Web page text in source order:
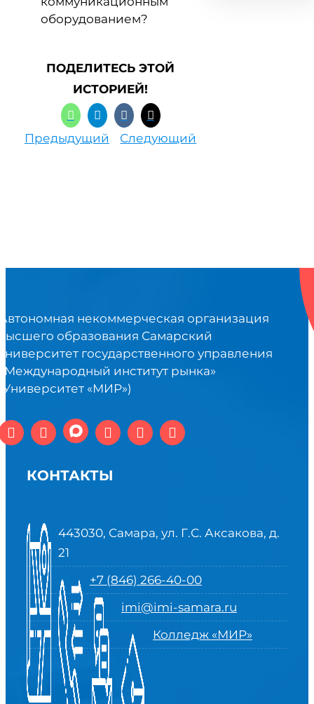
оборудованием?
ПОДЕЛИТЕСЬ ЭТОЙ
ИСТОРИЕЙ!
Предыдущий Следующий
некоммерческая организация
образования Самарский
государственного управления
институт рынка»
«МИР»)
КОНТАКТЫ
443030, Самара, ул. Г.С. Аксакова, д.
21
+7 (846) 266-40-00
imi@imi-samara.ru
Колледж «МИР»